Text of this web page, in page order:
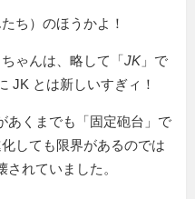
ち）のほうかよ！
ちゃんは、略して「JK」で
JK とは新しいすぎィ！
あくまでも「固定砲台」で
しても限界があるのでは
れていました。